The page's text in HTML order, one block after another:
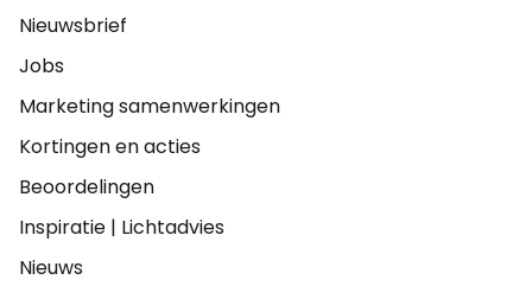
Nieuwsbrief
Jobs
Marketing samenwerkingen
Kortingen en acties
Beoordelingen
Inspiratie | Lichtadvies
Nieuws